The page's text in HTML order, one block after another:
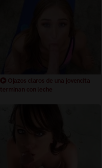
Ojazos claros de una jovencita
terminan con leche